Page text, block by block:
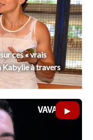
ces « vrais
Kabylie à travers